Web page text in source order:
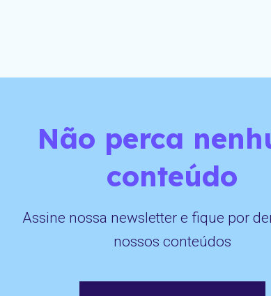
Não perca
conteúdo
Assine nossa newsletter e fique por
nossos conteúdos